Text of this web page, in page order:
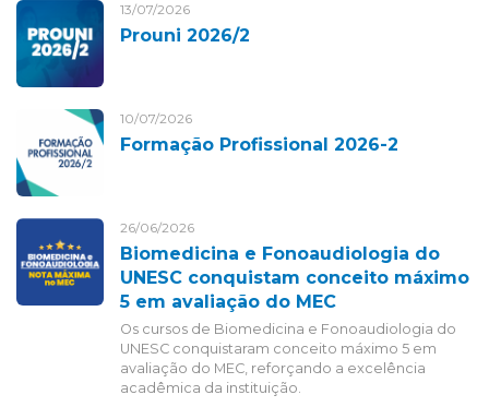
13/07/2026
Prouni 2026/2
10/07/2026
Formação Profissional 2026-2
26/06/2026
Biomedicina e Fonoaudiologia do
UNESC conquistam conceito máximo
5 em avaliação do MEC
Os cursos de Biomedicina e Fonoaudiologia do
UNESC conquistaram conceito máximo 5 em
avaliação do MEC, reforçando a excelência
acadêmica da instituição.